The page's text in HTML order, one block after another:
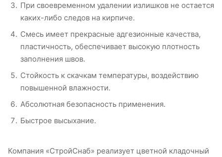
При своевременном удалении излишков не остается
каких-либо следов на кирпиче.
Смесь имеет прекрасные адгезионные качества,
пластичность, обеспечивает высокую плотность
заполнения швов.
Стойкость к скачкам температуры, воздействию
повышенной влажности.
Абсолютная безопасность применения.
Быстрое высыхание.
Компания «СтройСнаб» реализует цветной кладочный